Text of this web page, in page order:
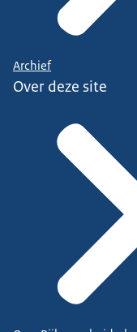
Archief
Over deze site